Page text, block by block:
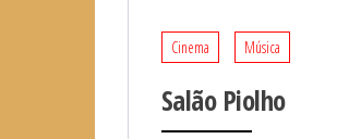
Cinema Música
Salão Piolho